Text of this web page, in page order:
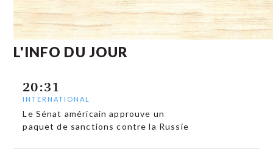
L'INFO DU JOUR
20:31
INTERNATIONAL
Le Sénat américain approuve un
paquet de sanctions contre la Russie